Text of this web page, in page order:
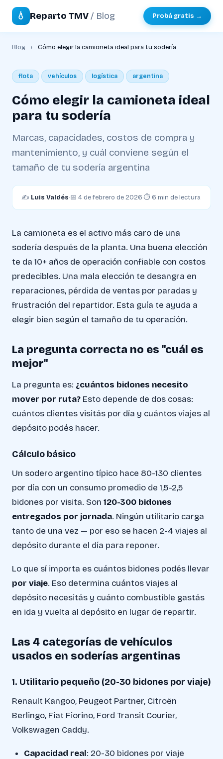
💧 Reparto TMV/ Blog Probá gratis →
Blog › Cómo elegir la camioneta ideal para tu sodería
flota vehículos logística argentina
Cómo elegir la camioneta ideal
para tu sodería
Marcas, capacidades, costos de compra y
mantenimiento, y cuál conviene según el
tamaño de tu sodería argentina
✍️ Luis Valdés·📅 4 de febrero de 2026·⏱ 6 min de lectura
La camioneta es el activo más caro de una
sodería después de la planta. Una buena elección
te da 10+ años de operación confiable con costos
predecibles. Una mala elección te desangra en
reparaciones, pérdida de ventas por paradas y
frustración del repartidor. Esta guía te ayuda a
elegir bien según el tamaño de tu operación.
La pregunta correcta no es "cuál es
mejor"
La pregunta es: ¿cuántos bidones necesito
mover por ruta? Esto depende de dos cosas:
cuántos clientes visitás por día y cuántos viajes al
depósito podés hacer.
Cálculo básico
Un sodero argentino típico hace 80-130 clientes
por día con un consumo promedio de 1,5-2,5
bidones por visita. Son 120-300 bidones
entregados por jornada. Ningún utilitario carga
tanto de una vez — por eso se hacen 2-4 viajes al
depósito durante el día para reponer.
Lo que sí importa es cuántos bidones podés llevar
por viaje. Eso determina cuántos viajes al
depósito necesitás y cuánto combustible gastás
en ida y vuelta al depósito en lugar de repartir.
Las 4 categorías de vehículos
usados en soderías argentinas
1. Utilitario pequeño (20-30 bidones por viaje)
Renault Kangoo, Peugeot Partner, Citroën
Berlingo, Fiat Fiorino, Ford Transit Courier,
Volkswagen Caddy.
Capacidad real: 20-30 bidones por viaje